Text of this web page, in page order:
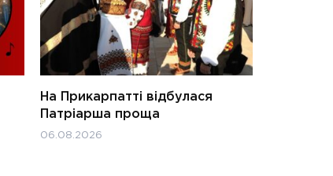
На Прикарпатті відбулася
Патріарша проща
06.08.2026